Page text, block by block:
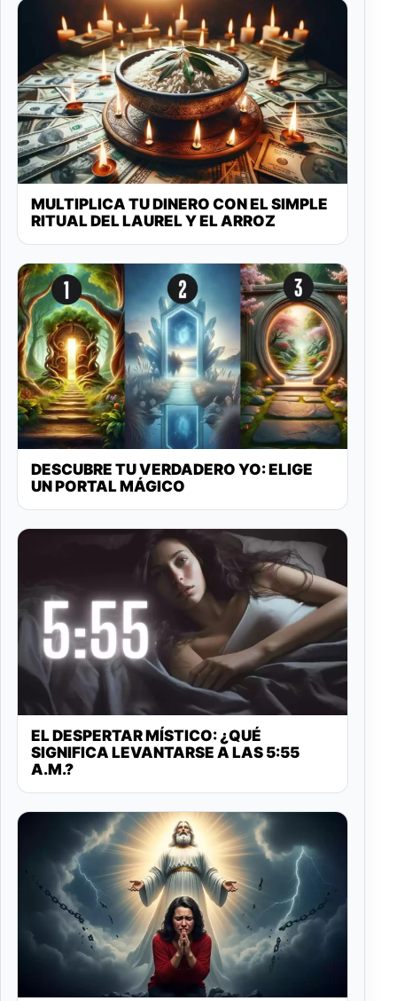
MULTIPLICA TU DINERO CON EL SIMPLE
RITUAL DEL LAUREL Y EL ARROZ
DESCUBRE TU VERDADERO YO: ELIGE
UN PORTAL MÁGICO
EL DESPERTAR MÍSTICO: ¿QUÉ
SIGNIFICA LEVANTARSE A LAS 5:55
A.M.?